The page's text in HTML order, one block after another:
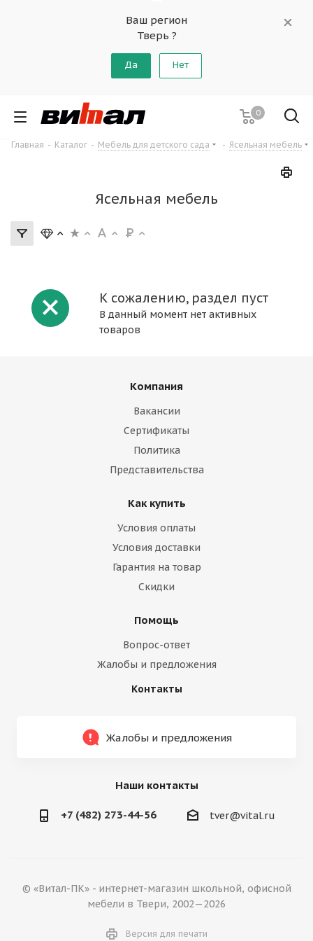
Ваш регион
Тверь ?
Да Нет
0
Главная - Каталог - Мебель для детского сада - Ясельная мебель
Ясельная мебель
К сожалению, раздел пуст
В данный момент нет активных
товаров
Компания
Вакансии
Сертификаты
Политика
Представительства
Как купить
Условия оплаты
Условия доставки
Гарантия на товар
Скидки
Помощь
Вопрос-ответ
Жалобы и предложения
Контакты
Жалобы и предложения
Наши контакты
+7 (482) 273-44-56 tver@vital.ru
© «Витал-ПК» - интернет-магазин школьной, офисной
мебели в Твери, 2002—2026
Версия для печати